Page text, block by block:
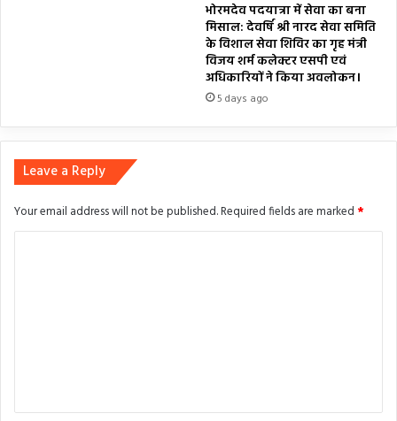
भोरमदेव पदयात्रा में सेवा का बना
मिसाल: देवर्षि श्री नारद सेवा समिति
के विशाल सेवा शिविर का गृह मंत्री
विजय शर्म कलेक्टर एसपी एवं
अधिकारियों ने किया अवलोकन।
5 days ago
Leave a Reply
Your email address will not be published.Required fields are marked *